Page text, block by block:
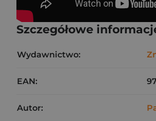
Szczegółowe
Wydawnictwo:
EAN:
Autor: